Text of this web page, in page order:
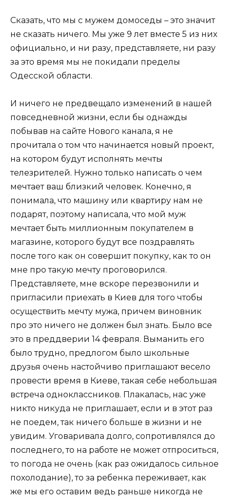
Сказать, что мы с мужем домоседы – это значит
не сказать ничего. Мы уже 9 лет вместе 5 из них
официально, и ни разу, представляете, ни разу
за это время мы не покидали пределы
Одесской области.
И ничего не предвещало изменений в нашей
повседневной жизни, если бы однажды
побывав на сайте Нового канала, я не
прочитала о том что начинается новый проект,
на котором будут исполнять мечты
телезрителей. Нужно только написать о чем
мечтает ваш близкий человек. Конечно, я
понимала, что машину или квартиру нам не
подарят, поэтому написала, что мой муж
мечтает быть миллионным покупателем в
магазине, которого будут все поздравлять
после того как он совершит покупку, как то он
мне про такую мечту проговорился.
Представляете, мне вскоре перезвонили и
пригласили приехать в Киев для того чтобы
осуществить мечту мужа, причем виновник
про это ничего не должен был знать. Было все
это в преддверии 14 февраля. Выманить его
было трудно, предлогом было школьные
друзья очень настойчиво приглашают весело
провести время в Киеве, такая себе небольшая
встреча одноклассников. Плакалась, нас уже
никто никуда не приглашает, если и в этот раз
не поедем, так ничего больше в жизни и не
увидим. Уговаривала долго, сопротивлялся до
последнего, то на работе не может отпроситься,
то погода не очень (как раз ожидалось сильное
похолодание), то за ребенка переживает, как
же мы его оставим ведь раньше никогда не